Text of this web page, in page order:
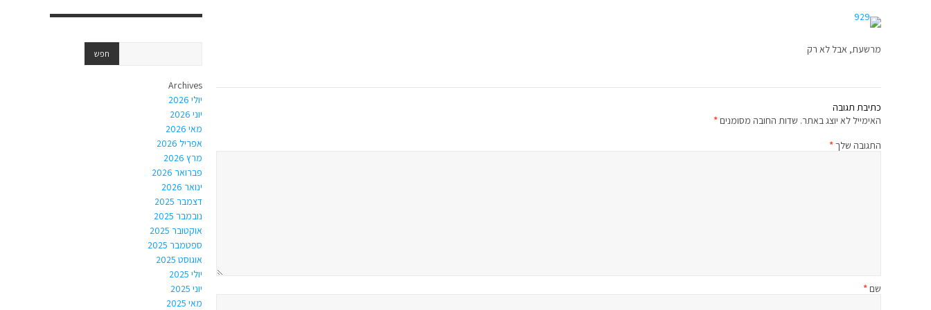
מרשעת, אבל לא רק
כתיבת תגובה
האימייל לא יוצג באתר. שדות החובה מסומנים*
התגובה שלך*
שם*
Archives
יולי 2026
יוני 2026
מאי 2026
אפריל 2026
מרץ 2026
פברואר 2026
ינואר 2026
דצמבר 2025
נובמבר 2025
אוקטובר 2025
ספטמבר 2025
אוגוסט 2025
יולי 2025
יוני 2025
מאי 2025